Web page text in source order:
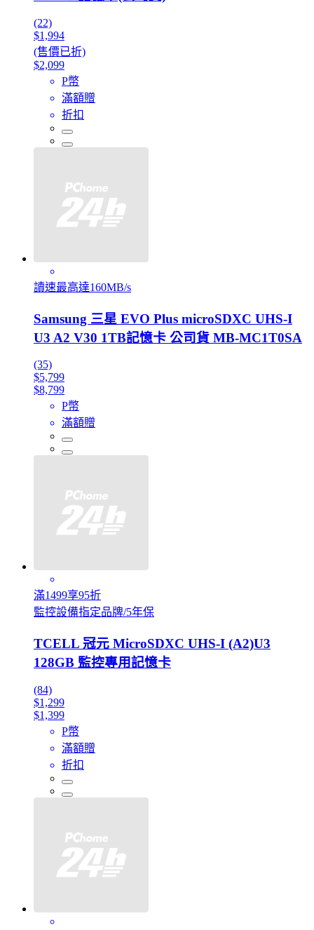
(22)
$1,994
(售價已折)
$2,099
P幣
滿額贈
折扣
讀速最高達160MB/s
Samsung 三星 EVO Plus microSDXC UHS-I
U3 A2 V30 1TB記憶卡 公司貨 MB-MC1T0SA
(35)
$5,799
$8,799
P幣
滿額贈
滿1499享95折
監控設備指定品牌/5年保
TCELL 冠元 MicroSDXC UHS-I (A2)U3
128GB 監控專用記憶卡
(84)
$1,299
$1,399
P幣
滿額贈
折扣